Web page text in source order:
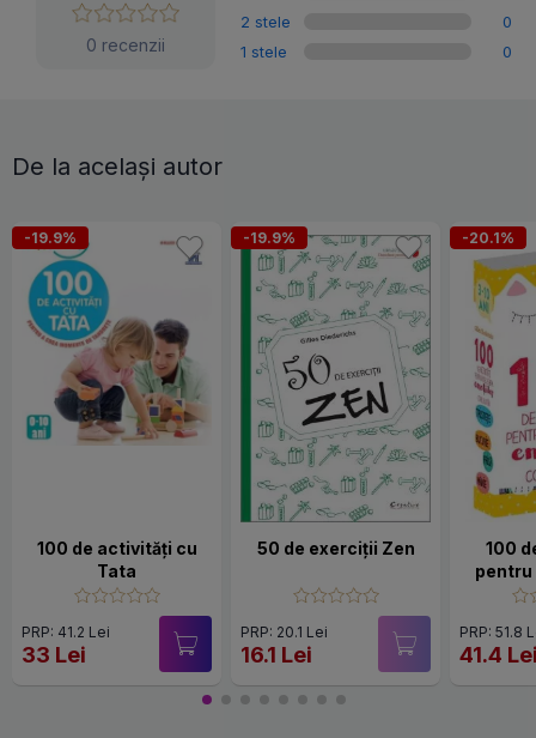
0 recenzii
2 stele
0
1 stele
0
De la același autor
-19.9%
100 de activități cu
Tata
PRP: 41.2 Lei
33 Lei
-19.9%
50 de exerciții Zen
PRP: 20.1 Lei
16.1 Lei
-20.1%
100
PRP: 51.8
41.4